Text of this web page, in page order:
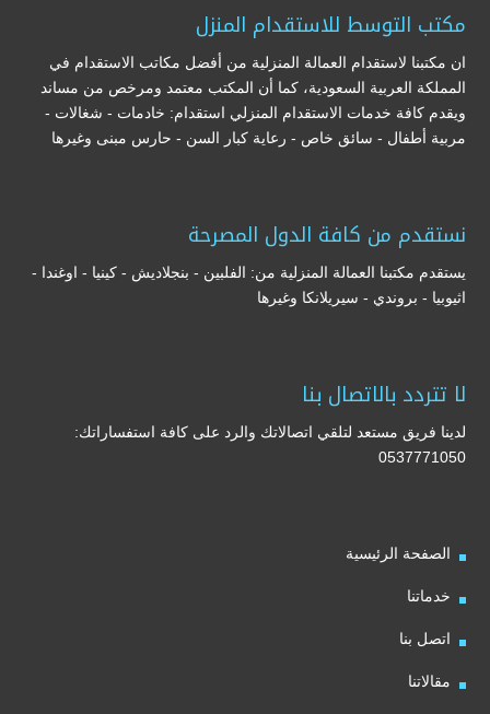
مكتب التوسط للاستقدام المنزل
ان مكتبنا لاستقدام العمالة المنزلية من أفضل مكاتب الاستقدام في
المملكة العربية السعودية، كما أن المكتب معتمد ومرخص من مساند
ويقدم كافة خدمات الاستقدام المنزلي استقدام: خادمات - شغالات -
مربية أطفال - سائق خاص - رعاية كبار السن - حارس مبنى وغيرها
نستقدم من كافة الدول المصرحة
يستقدم مكتبنا العمالة المنزلية من: الفلبين - بنجلاديش - كينيا - اوغندا -
اثيوبيا - بروندي - سيريلانكا وغيرها
لا تتردد بالاتصال بنا
لدينا فريق مستعد لتلقي اتصالاتك والرد على كافة استفساراتك:
0537771050
الصفحة الرئيسية
خدماتنا
اتصل بنا
مقالاتنا